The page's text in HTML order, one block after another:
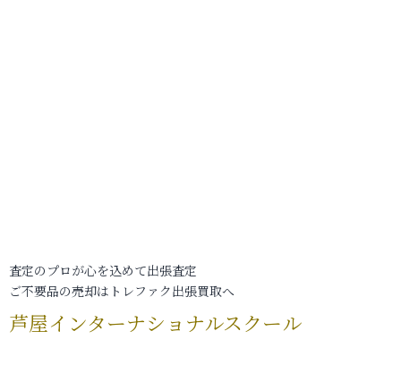
査定のプロが心を込めて出張査定
ご不要品の売却はトレファク出張買取へ
芦屋インターナショナルスクール